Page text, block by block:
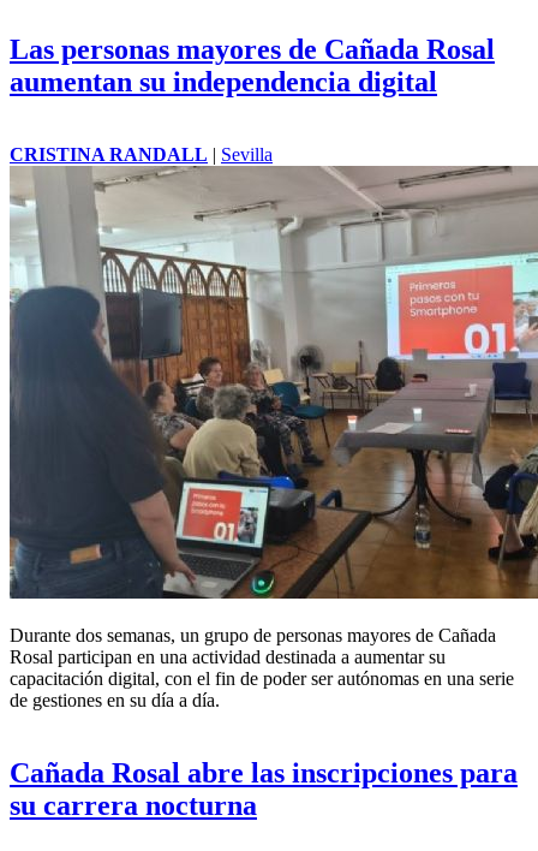
Las personas mayores de Cañada Rosal
aumentan su independencia digital
CRISTINA RANDALL | Sevilla
Durante dos semanas, un grupo de personas mayores de Cañada
Rosal participan en una actividad destinada a aumentar su
capacitación digital, con el fin de poder ser autónomas en una serie
de gestiones en su día a día.
Cañada Rosal abre las inscripciones para
su carrera nocturna